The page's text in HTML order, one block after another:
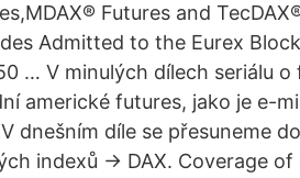
Futures and
Admitted to the Eurex
… V minulých dílech seriálu
americké futures, jako je e-
dnešním díle se přesuneme
indexů → DAX. Coverage